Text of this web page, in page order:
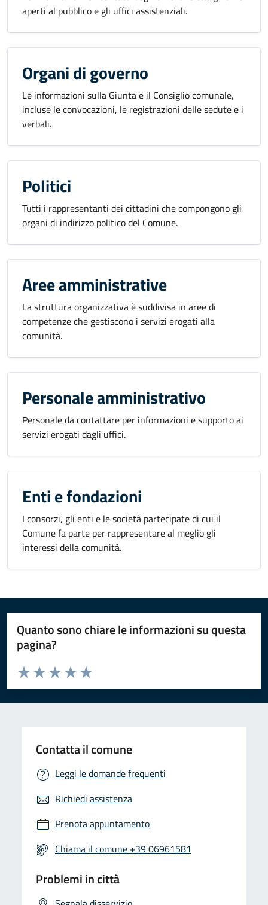
aperti al pubblico e gli uffici assistenziali.
Organi di governo
Le informazioni sulla Giunta e il Consiglio comunale,
incluse le convocazioni, le registrazioni delle sedute e i
verbali.
Politici
Tutti i rappresentanti dei cittadini che compongono gli
organi di indirizzo politico del Comune.
Aree amministrative
La struttura organizzativa è suddivisa in aree di
competenze che gestiscono i servizi erogati alla
comunità.
Personale amministrativo
Personale da contattare per informazioni e supporto ai
servizi erogati dagli uffici.
Enti e fondazioni
I consorzi, gli enti e le società partecipate di cui il
Comune fa parte per rappresentare al meglio gli
interessi della comunità.
Quanto sono chiare le informazioni su questa
pagina?
Valuta da 1 a 5 stelle la pagina
Valuta 5 stelle su 5
Valuta 4 stelle su 5
Valuta 3 stelle su 5
Valuta 2 stelle su 5
Valuta 1 stelle su 5
Contatta il comune
Leggi le domande frequenti
Richiedi assistenza
Prenota appuntamento
Chiama il comune +39 06961581
Problemi in città